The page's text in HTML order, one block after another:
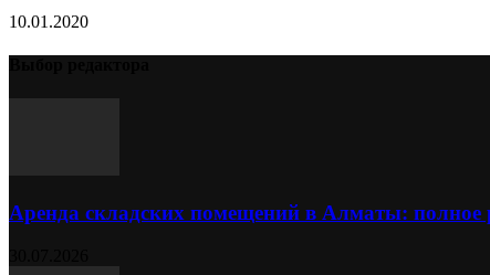
10.01.2020
Аренда складских помещений в Алматы: полное